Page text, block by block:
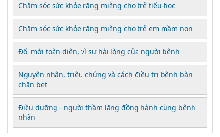
Chăm sóc sức khỏe răng miệng cho trẻ tiểu học
Chăm sóc sức khỏe răng miệng cho trẻ em mầm non
Đổi mới toàn diện, vì sự hài lòng của người bệnh
Nguyên nhân, triệu chứng và cách điều trị bệnh bàn
chân bẹt
Điều dưỡng - người thầm lặng đồng hành cùng bệnh
nhân